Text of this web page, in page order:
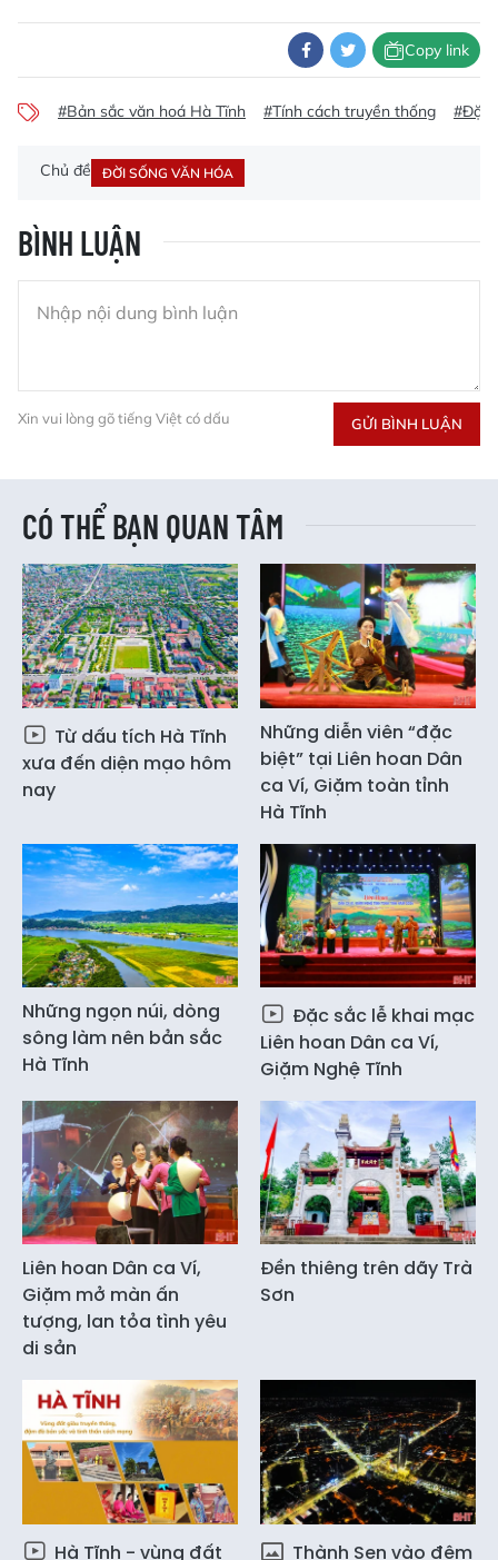
Copy link
#Bản sắc văn hoá Hà Tĩnh #Tính cách truyền thống #Đặc
Chủ đề ĐỜI SỐNG VĂN HÓA
BÌNH LUẬN
Xin vui lòng gõ tiếng Việt có dấu GỬI BÌNH LUẬN
CÓ THỂ BẠN QUAN TÂM
Từ dấu tích Hà Tĩnh
xưa đến diện mạo hôm
nay
Những diễn viên “đặc
biệt” tại Liên hoan Dân
ca Ví, Giặm toàn tỉnh
Hà Tĩnh
Những ngọn núi, dòng
sông làm nên bản sắc
Hà Tĩnh
Đặc sắc lễ khai mạc
Liên hoan Dân ca Ví,
Giặm Nghệ Tĩnh
Liên hoan Dân ca Ví,
Giặm mở màn ấn
tượng, lan tỏa tình yêu
di sản
Đền thiêng trên dãy Trà
Sơn
Hà Tĩnh - vùng đất Thành Sen vào đêm